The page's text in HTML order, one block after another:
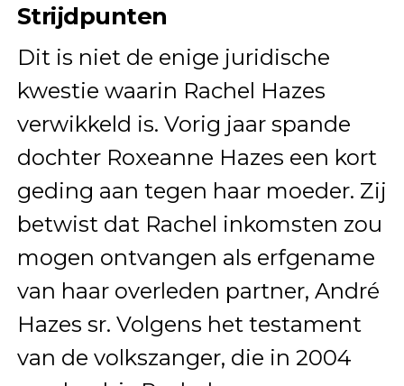
Strijdpunten
Dit is niet de enige juridische
kwestie waarin Rachel Hazes
verwikkeld is. Vorig jaar spande
dochter Roxeanne Hazes een kort
geding aan tegen haar moeder. Zij
betwist dat Rachel inkomsten zou
mogen ontvangen als erfgename
van haar overleden partner, André
Hazes sr. Volgens het testament
van de volkszanger, die in 2004